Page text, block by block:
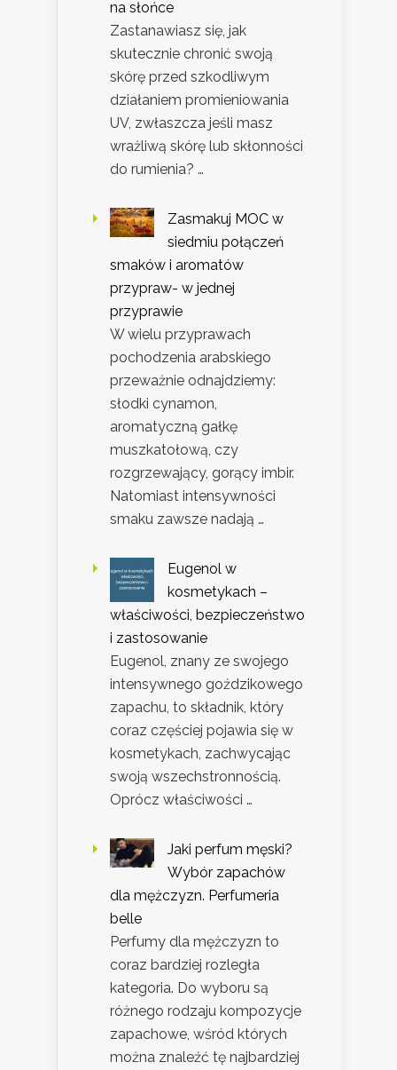
na słońce
Zastanawiasz się, jak
skutecznie chronić swoją
skórę przed szkodliwym
działaniem promieniowania
UV, zwłaszcza jeśli masz
wrażliwą skórę lub skłonności
do rumienia? …
Zasmakuj MOC w
siedmiu połączeń
smaków i aromatów
przypraw- w jednej
przyprawie
W wielu przyprawach
pochodzenia arabskiego
przeważnie odnajdziemy:
słodki cynamon,
aromatyczną gałkę
muszkatołową, czy
rozgrzewający, gorący imbir.
Natomiast intensywności
smaku zawsze nadają …
Eugenol w
kosmetykach –
właściwości, bezpieczeństwo
i zastosowanie
Eugenol, znany ze swojego
intensywnego goździkowego
zapachu, to składnik, który
coraz częściej pojawia się w
kosmetykach, zachwycając
swoją wszechstronnością.
Oprócz właściwości …
Jaki perfum męski?
Wybór zapachów
dla mężczyzn. Perfumeria
belle
Perfumy dla mężczyzn to
coraz bardziej rozległa
kategoria. Do wyboru są
różnego rodzaju kompozycje
zapachowe, wśród których
można znaleźć tę najbardziej